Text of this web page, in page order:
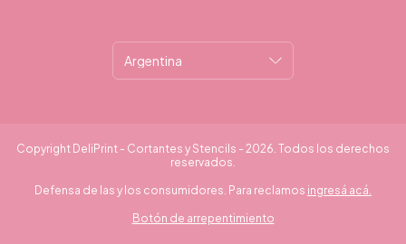
Copyright DeliPrint - Cortantes y Stencils - 2026. Todos los derechos
reservados.
Defensa de las y los consumidores. Para reclamos ingresá acá.
Botón de arrepentimiento